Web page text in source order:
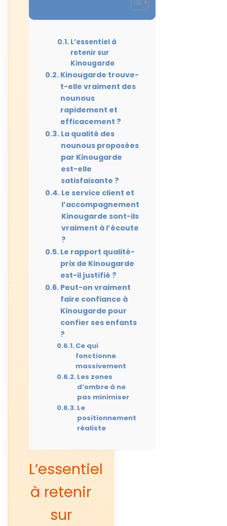
L’essentiel à
retenir sur
Kinougarde
Kinougarde trouve-
t-elle vraiment des
nounous
rapidement et
efficacement ?
La qualité des
nounous proposées
par Kinougarde
est-elle
satisfaisante ?
Le service client et
l’accompagnement
Kinougarde sont-ils
vraiment à l’écoute
?
Le rapport qualité-
prix de Kinougarde
est-il justifié ?
Peut-on vraiment
faire confiance à
Kinougarde pour
confier ses enfants
?
Ce qui
fonctionne
massivement
Les zones
d’ombre à ne
pas minimiser
Le
positionnement
réaliste
L’essentiel
à retenir
sur